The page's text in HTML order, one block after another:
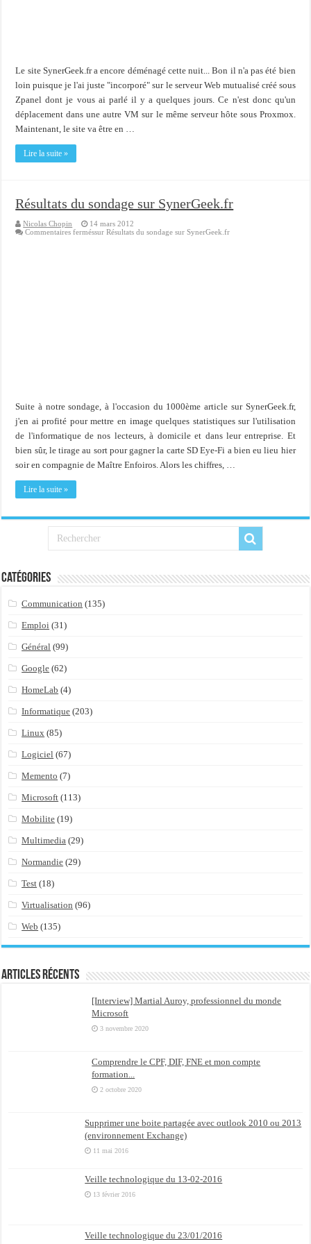
Le site SynerGeek.fr a encore déménagé cette nuit... Bon il n'a pas été bien
loin puisque je l'ai juste "incorporé" sur le serveur Web mutualisé créé sous
Zpanel dont je vous ai parlé il y a quelques jours. Ce n'est donc qu'un
déplacement dans une autre VM sur le même serveur hôte sous Proxmox.
Maintenant, le site va être en …
Lire la suite »
Résultats du sondage sur SynerGeek.fr
Nicolas Chopin
14 mars 2012
Commentaires ferméssur Résultats du sondage sur SynerGeek.fr
Suite à notre sondage, à l'occasion du 1000ème article sur SynerGeek.fr,
j'en ai profité pour mettre en image quelques statistiques sur l'utilisation
de l'informatique de nos lecteurs, à domicile et dans leur entreprise. Et
bien sûr, le tirage au sort pour gagner la carte SD Eye-Fi a bien eu lieu hier
soir en compagnie de Maître Enfoiros. Alors les chiffres, …
Lire la suite »
Catégories
Communication (135)
Emploi (31)
Général (99)
Google (62)
HomeLab (4)
Informatique (203)
Linux (85)
Logiciel (67)
Memento (7)
Microsoft (113)
Mobilite (19)
Multimedia (29)
Normandie (29)
Test (18)
Virtualisation (96)
Web (135)
Articles récents
[Interview] Martial Auroy, professionnel du monde
Microsoft
3 novembre 2020
Comprendre le CPF, DIF, FNE et mon compte
formation...
2 octobre 2020
Supprimer une boite partagée avec outlook 2010 ou 2013
(environnement Exchange)
11 mai 2016
Veille technologique du 13-02-2016
13 février 2016
Veille technologique du 23/01/2016